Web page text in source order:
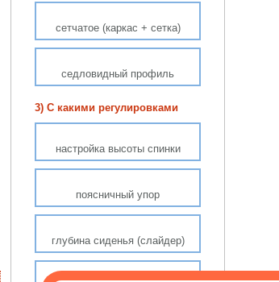
сетчатое (каркас + сетка)
седловидный профиль
3) С какими регулировками
настройка высоты спинки
поясничный упор
глубина сиденья (слайдер)